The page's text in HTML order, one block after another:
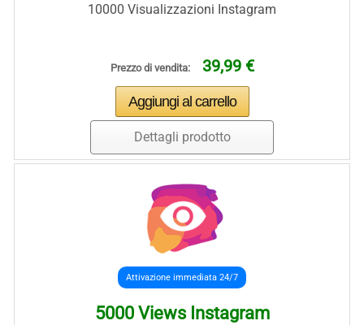
10000 Visualizzazioni Instagram
Prezzo di vendita: 39,99 €
Dettagli prodotto
Attivazione immediata 24/7
5000 Views Instagram